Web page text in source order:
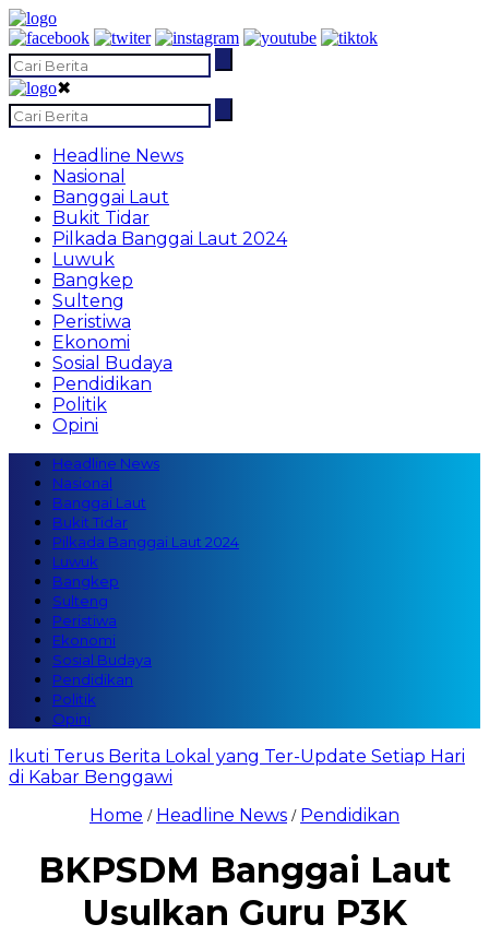
✖
Headline News
Nasional
Banggai Laut
Bukit Tidar
Pilkada Banggai Laut 2024
Luwuk
Bangkep
Sulteng
Peristiwa
Ekonomi
Sosial Budaya
Pendidikan
Politik
Opini
Headline News
Nasional
Banggai Laut
Bukit Tidar
Pilkada Banggai Laut 2024
Luwuk
Bangkep
Sulteng
Peristiwa
Ekonomi
Sosial Budaya
Pendidikan
Politik
Opini
Ikuti Terus Berita Lokal yang Ter-Update Setiap Hari
di Kabar Benggawi
Home / Headline News / Pendidikan
BKPSDM Banggai Laut
Usulkan Guru P3K